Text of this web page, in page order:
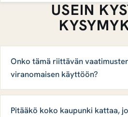
USEIN
Onko tämä riittävän
viranomaisen käyttöön?
Pitääkö koko kaupunki kattaa,